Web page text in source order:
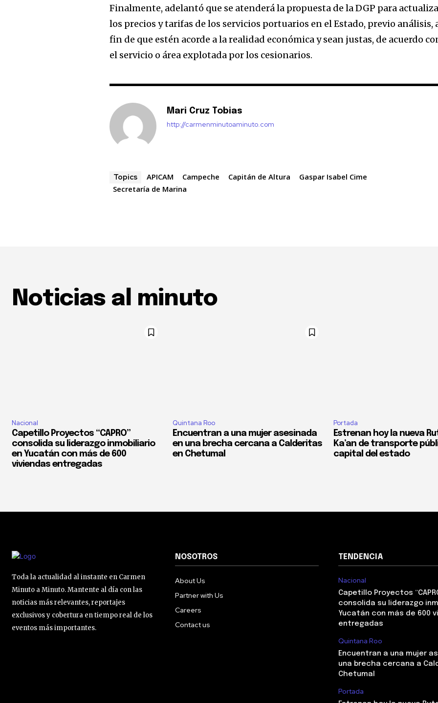
Finalmente, adelantó que se atenderá la propuesta de la DGP para
los precios y tarifas de los servicios portuarios en el Estado, previo análisis,
fin de que estén acorde a la realidad económica y sean justas, de acuerdo
el servicio o área explotada por los cesionarios.
Mari Cruz Tobias
http://carmenminutoaminuto.com
Topics APICAM Campeche Capitán de Altura
Gaspar Isabel Cime
Secretaría de Marina
Noticias al minuto
Nacional
Capetillo Proyectos “CAPRO”
consolida su liderazgo inmobiliario
en Yucatán con más de 600
viviendas entregadas
Quintana Roo
Encuentran a una mujer asesinada
en una brecha cercana a Calderitas
en Chetumal
Portada
Estrenan hoy la nueva
Ka’an de transporte
capital del estado
Toda la actualidad al instante en Carmen
Minuto a Minuto. Mantente al día con las
noticias más relevantes, reportajes
exclusivos y cobertura en tiempo real de los
eventos más importantes.
NOSOTROS
About Us
Partner with Us
Careers
Contact us
TENDENCIA
Nacional
Capetillo Proyectos
consolida su liderazgo
Yucatán con más de 600
entregadas
Quintana Roo
Encuentran a una mujer
una brecha cercana a
Chetumal
Portada